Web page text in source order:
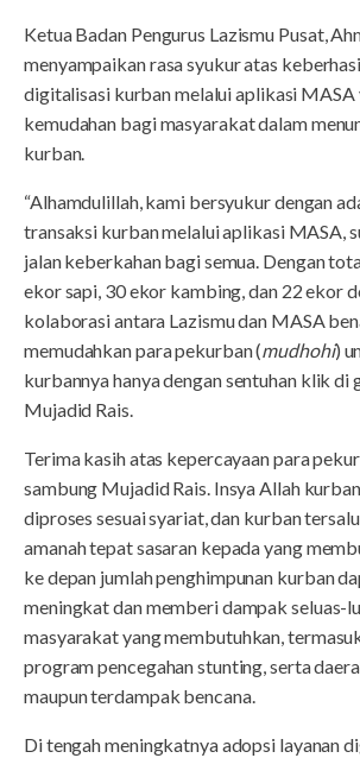
Ketua Badan Pengurus Lazismu Pusat,
menyampaikan rasa syukur atas
digitalisasi kurban melalui aplikasi
kemudahan bagi masyarakat dalam
kurban.
“Alhamdulillah, kami bersyukur dengan
transaksi kurban melalui aplikasi MASA,
jalan keberkahan bagi semua. Dengan
ekor sapi, 30 ekor kambing, dan 22 ekor
kolaborasi antara Lazismu dan MASA
memudahkan para pekurban (mudhohi)
kurbannya hanya dengan sentuhan klik di
Mujadid Rais.
Terima kasih atas kepercayaan para
sambung Mujadid Rais. Insya Allah
diproses sesuai syariat, dan kurban
amanah tepat sasaran kepada yang
ke depan jumlah penghimpunan kurban
meningkat dan memberi dampak seluas-
masyarakat yang membutuhkan,
program pencegahan stunting, serta
maupun terdampak bencana.
Di tengah meningkatnya adopsi layanan